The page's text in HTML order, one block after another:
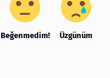
Beğenmedim! Üzgünüm